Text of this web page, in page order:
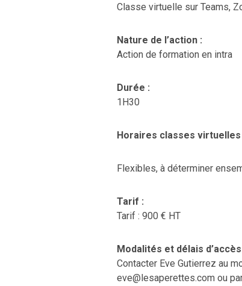
Classe virtuelle sur Teams,
Nature de l’action :
Action de formation en intra
Durée :
1H30
Horaires classes virtuelles
Flexibles, à déterminer
Tarif :
Tarif : 900 € HT
Modalités et délais d’accès
Contacter Eve Gutierrez au
eve@lesaperettes.com ou